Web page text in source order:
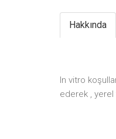
Hakkında
In vitro
ederek , yerel